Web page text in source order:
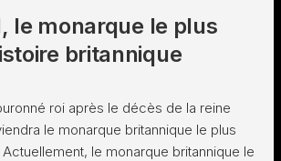
le monarque le plus
britannique
roi après le décès de la reine
le monarque britannique le plus
Actuellement, le monarque britannique le